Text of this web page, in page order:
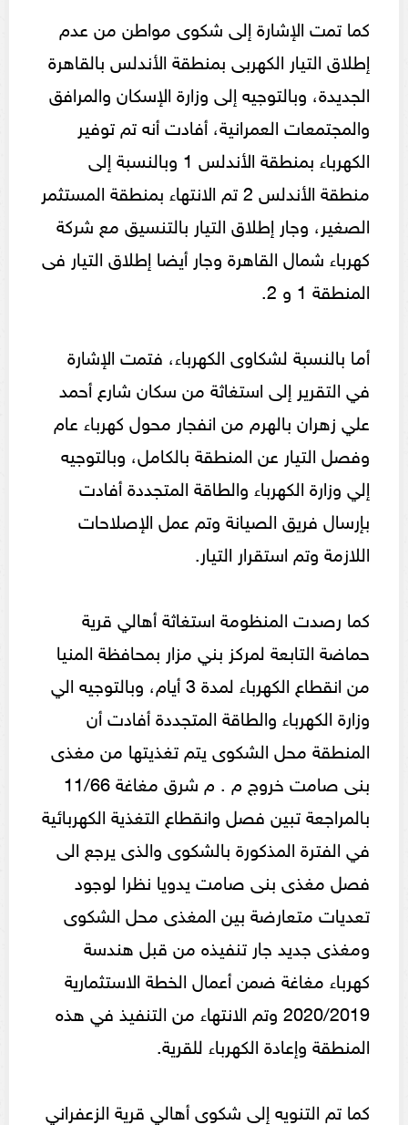
كما تمت الإشارة إلى شكوى مواطن من عدم
إطلاق التيار الكهربى بمنطقة الأندلس بالقاهرة
الجديدة، وبالتوجيه إلى وزارة الإسكان والمرافق
والمجتمعات العمرانية، أفادت أنه تم توفير
الكهرباء بمنطقة الأندلس 1 وبالنسبة إلى
منطقة الأندلس 2 تم الانتهاء بمنطقة المستثمر
الصغير، وجار إطلاق التيار بالتنسيق مع شركة
كهرباء شمال القاهرة وجار أيضا إطلاق التيار فى
المنطقة 1 و 2.
أما بالنسبة لشكاوى الكهرباء، فتمت الإشارة
في التقرير إلى استغاثة من سكان شارع أحمد
علي زهران بالهرم من انفجار محول كهرباء عام
وفصل التيار عن المنطقة بالكامل، وبالتوجيه
إلي وزارة الكهرباء والطاقة المتجددة أفادت
بإرسال فريق الصيانة وتم عمل الإصلاحات
‏‏اللازمة وتم استقرار التيار.
كما رصدت المنظومة استغاثة أهالي قرية
حماضة التابعة لمركز بني مزار بمحافظة المنيا
من انقطاع الكهرباء لمدة 3 أيام، وبالتوجيه الي
وزارة الكهرباء والطاقة المتجددة أفادت أن
المنطقة محل الشكوى يتم تغذيتها من مغذى
بنى صامت خروج م . م شرق مغاغة 11/66
بالمراجعة تبين فصل وانقطاع التغذية الكهربائية
في الفترة المذكورة بالشكوى والذى يرجع الى
فصل مغذى بنى صامت يدويا نظرا لوجود
تعديات متعارضة بين المغذى محل الشكوى
ومغذى جديد جار تنفيذه من قبل هندسة
كهرباء مغاغة ضمن أعمال الخطة الاستثمارية
2020/2019 وتم الانتهاء من التنفيذ في هذه
المنطقة وإعادة الكهرباء للقرية.
كما تم التنويه إلى شكوى أهالي قرية الزعفراني